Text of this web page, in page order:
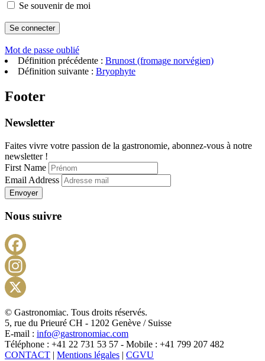
Se souvenir de moi
Mot de passe oublié
Définition précédente : Brunost (fromage norvégien)
Définition suivante : Bryophyte
Footer
Newsletter
Faites vivre votre passion de la gastronomie, abonnez-vous à notre
newsletter !
First Name
Email Address
Envoyer
Nous suivre
X
© Gastronomiac. Tous droits réservés.
5, rue du Prieuré CH - 1202 Genève / Suisse
E-mail : info@gastronomiac.com
Téléphone : +41 22 731 53 57 - Mobile : +41 799 207 482
CONTACT | Mentions légales | CGVU